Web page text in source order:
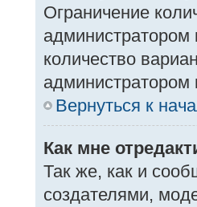
Ограничение
количество
Вернуться к
Как мне
Так же, как и
создателями,